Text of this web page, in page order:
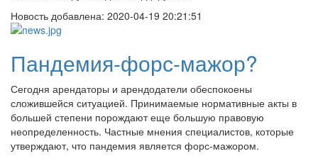
Новость добавлена: 2020-04-19 20:21:51
Пандемия-форс-мажор?
Сегодня арендаторы и арендодатели обеспокоены
сложившейся ситуацией. Принимаемые нормативные акты в
большей степени порождают еще большую правовую
неопределенность. Частные мнения специалистов, которые
утверждают, что пандемия является форс-мажором.